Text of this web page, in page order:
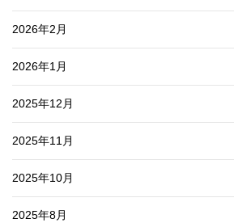
2026年2月
2026年1月
2025年12月
2025年11月
2025年10月
2025年8月